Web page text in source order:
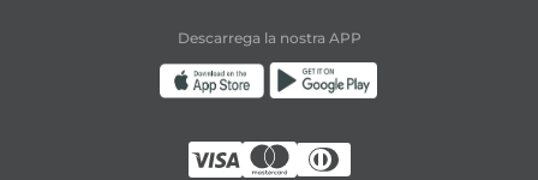
Descarrega la nostra APP